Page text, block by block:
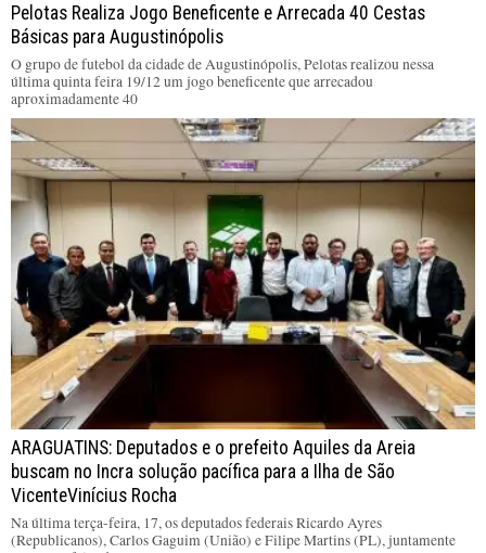
Pelotas Realiza Jogo Beneficente e Arrecada 40 Cestas
Básicas para Augustinópolis
O grupo de futebol da cidade de Augustinópolis, Pelotas realizou nessa
última quinta feira 19/12 um jogo beneficente que arrecadou
aproximadamente 40
ARAGUATINS: Deputados e o prefeito Aquiles da Areia
buscam no Incra solução pacífica para a Ilha de São
VicenteVinícius Rocha
Na última terça-feira, 17, os deputados federais Ricardo Ayres
(Republicanos), Carlos Gaguim (União) e Filipe Martins (PL), juntamente